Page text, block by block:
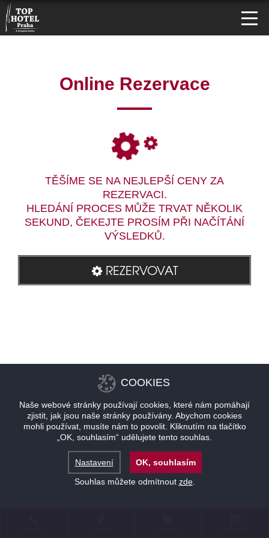
Online Rezervace
TĚŠÍME SE NA NEJLEPŠÍ CENY ZA
REZERVACI.
HLEDÁNÍ PROCES MŮŽE TRVAT NĚKOLIK
SEKUND, ČEKEJTE PROSÍM PŘI NAČÍTÁNÍ
VÝSLEDKŮ.
REZERVOVAT
COOKIES
Naše webové stránky používají cookies, které nám pomáhají
zjistit, jak jsou naše stránky používány. Abychom cookies
mohli používat, musíte nám to povolit. Kliknutím na tlačítko
„OK, souhlasím“ udělujete tento souhlas.
Nastavení
OK, souhlasím
Souhlas můžete odmítnout zde.